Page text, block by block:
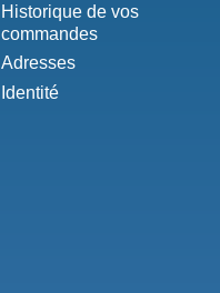
Historique de vos
commandes
Adresses
Identité